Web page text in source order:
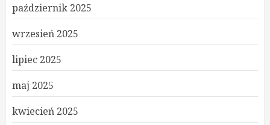
październik 2025
wrzesień 2025
lipiec 2025
maj 2025
kwiecień 2025